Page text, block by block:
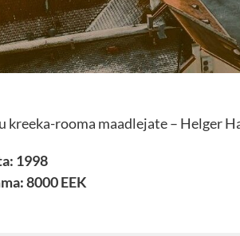
kreeka-rooma maadlejate – Helger
1998
8000 EEK